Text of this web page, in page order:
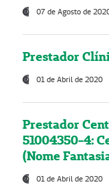
07 de Agosto de
Prestador
01 de Abril de 2020
Prestador
51004350-4:
(Nome
01 de Abril de 2020